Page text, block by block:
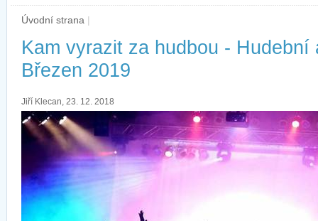
Úvodní strana |
Kam vyrazit za hudbou - Hudební
Březen 2019
Jiří Klecan, 23. 12. 2018